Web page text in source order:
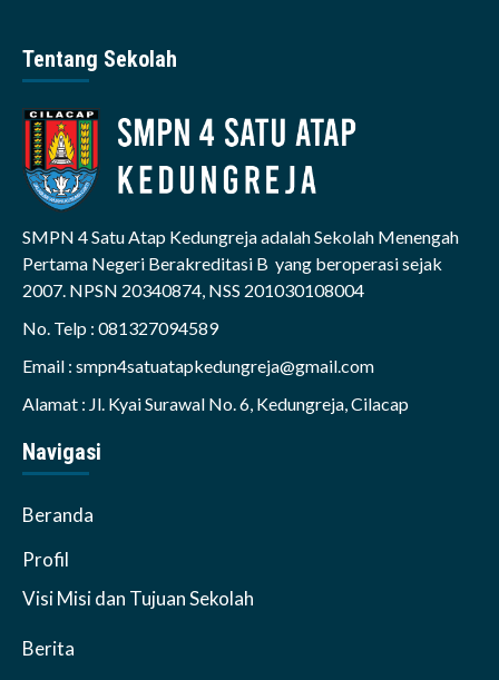
Tentang Sekolah
SMPN 4 Satu Atap Kedungreja adalah Sekolah Menengah
Pertama Negeri Berakreditasi B yang beroperasi sejak
2007. NPSN 20340874, NSS 201030108004
No. Telp : 081327094589
Email : smpn4satuatapkedungreja@gmail.com
Alamat : Jl. Kyai Surawal No. 6, Kedungreja, Cilacap
Navigasi
Beranda
Profil
Visi Misi dan Tujuan Sekolah
Berita